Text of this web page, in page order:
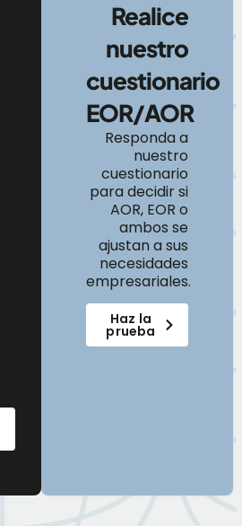
Realice
nuestro
cuestionario
EOR/AOR
Responda a
nuestro
cuestionario
para decidir si
AOR, EOR o
ambos se
ajustan a sus
necesidades
empresariales.
Haz la
prueba